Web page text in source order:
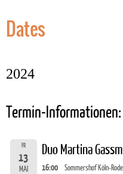
Dates
2024
Termin-Informationen:
FR
13
MAI
Duo Martina
16:00 Sommershof Köln-